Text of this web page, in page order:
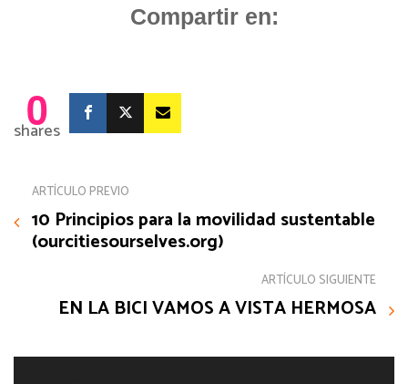
Compartir en:
0
shares
ARTÍCULO PREVIO
10 Principios para la movilidad sustentable
(ourcitiesourselves.org)
ARTÍCULO SIGUIENTE
EN LA BICI VAMOS A VISTA HERMOSA